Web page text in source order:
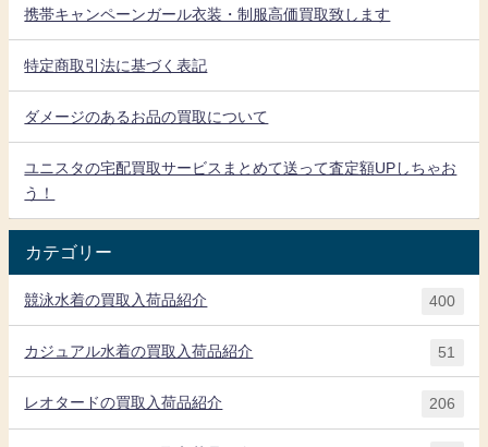
携帯キャンペーンガール衣装・制服高価買取致します
特定商取引法に基づく表記
ダメージのあるお品の買取について
ユニスタの宅配買取サービスまとめて送って査定額UPしちゃお
う！
カテゴリー
競泳水着の買取入荷品紹介 400
カジュアル水着の買取入荷品紹介 51
レオタードの買取入荷品紹介 206